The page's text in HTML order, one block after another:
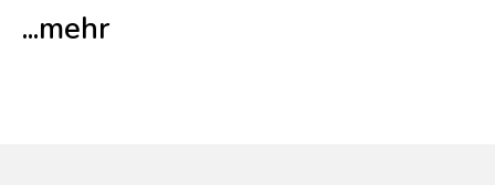
...mehr